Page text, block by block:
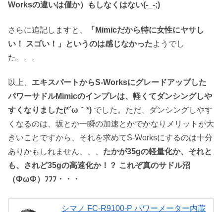
Worksの違いは僅か）もしなくはない(-_-;)
さらに追記しますと、
「Mimicだから特に女性にヤサし
い！ スゴい！」というのは感じなかったようでし
た。。。
以上、 エキスパートからS-Worksにグレードアップした
パワーサドルMimicのインプレは、軽くてダンシングしや
すくなりました(*´ω｀*) でした。ただ、ダンシングしやす
くなるのは、坂とか一瞬の加速とかでかなりメリットが大
きいことですから、それを求めてS-Worksにするのは十分
ありかもしれません、、、 たかが35gの軽量化か、それと
も、されど35gの高速化か！？ これぞ真のサドル沼
（ФωФ）ﾌﾌﾌ・・・
シマノ FC-R9100-P パワーメーター内蔵